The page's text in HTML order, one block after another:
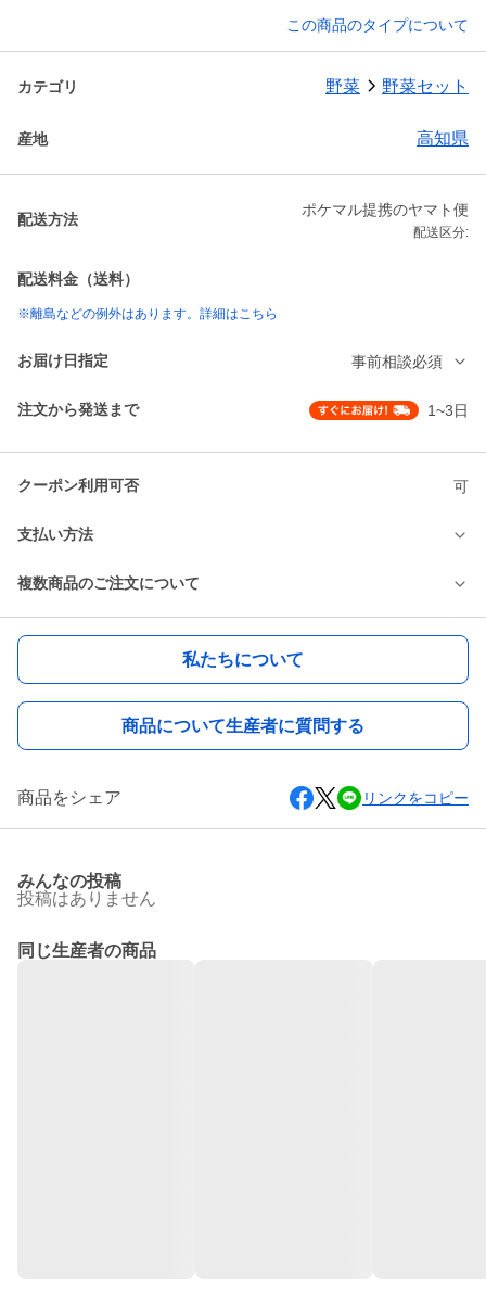
この商品のタイプについて
カテゴリ 野菜 野菜セット
産地 高知県
配送方法
ポケマル提携のヤマト便
配送区分:
配送料金（送料）
※離島などの例外はあります。詳細はこちら
お届け日指定 事前相談必須
注文から発送まで 1~3日
クーポン利用可否 可
支払い方法
複数商品のご注文について
私たちについて
商品について生産者に質問する
商品をシェア リンクをコピー
みんなの投稿
投稿はありません
同じ生産者の商品